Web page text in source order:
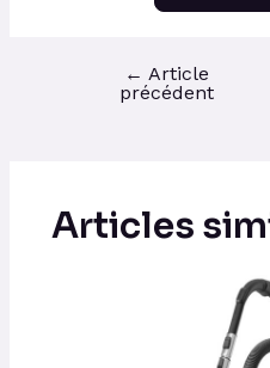
← Article
précédent
Articles